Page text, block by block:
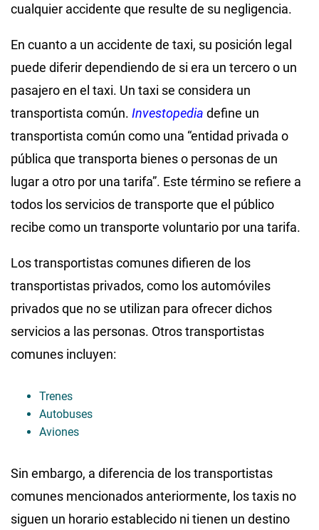
cualquier accidente que resulte de su negligencia.
En cuanto a un accidente de taxi, su posición legal
puede diferir dependiendo de si era un tercero o un
pasajero en el taxi. Un taxi se considera un
transportista común. Investopedia define un
transportista común como una “entidad privada o
pública que transporta bienes o personas de un
lugar a otro por una tarifa”. Este término se refiere a
todos los servicios de transporte que el público
recibe como un transporte voluntario por una tarifa.
Los transportistas comunes difieren de los
transportistas privados, como los automóviles
privados que no se utilizan para ofrecer dichos
servicios a las personas. Otros transportistas
comunes incluyen:
Trenes
Autobuses
Aviones
Sin embargo, a diferencia de los transportistas
comunes mencionados anteriormente, los taxis no
siguen un horario establecido ni tienen un destino